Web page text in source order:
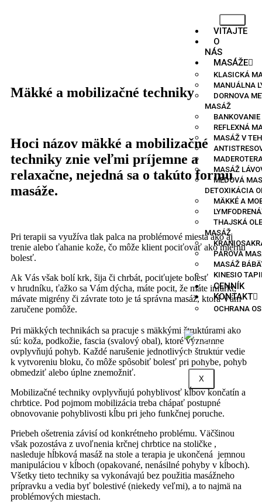
VITAJTE
O
NÁS
MASÁŽE
KLASICKÁ
MANUÁLNA
DORNOVA
MASÁŽ
REFLEXNÁ
MASÁŽ V
MASÁŽ
MEDOVÁ
DETOXIKÁCIA
MÄKKÉ A
THAJSKÁ
MASÁŽ
PÁROVÁ
MASÁŽ
KINESIO
CENNÍK
KONTAKT
OCHRANA
X
Mäkké a mobilizačné techniky
Hoci názov mäkké a mobilizačné
techniky znie veľmi príjemne a
relaxačne, nejedná sa o takúto formu
masáže.
Pri terapii sa využíva tlak palca na problémové miesta ako aj
trenie alebo ťahanie kože, čo môže klient pociťovať ako miernu
bolesť.
Ak Vás však bolí krk, šija či chrbát, pociťujete bolesť
v hrudníku, ťažko sa Vám dýcha, máte pocit, že máte infarkt,
mávate migrény či závrate toto je tá správna masáž, ktorá Vám
zaručene pomôže.
Pri mäkkých technikách sa pracuje s mäkkými štruktúrami ako
sú: koža, podkožie, fascia (svalový obal), ktoré významne
ovplyvňujú pohyb. Každé narušenie jednotlivých štruktúr vedie
k vytvoreniu bloku, čo môže spôsobiť bolesť pri pohybe, pohyb
obmedziť alebo úplne znemožniť.
Mobilizačné techniky ovplyvňujú pohyblivosť kĺbov končatín a
chrbtice. Pod pojmom mobilizácia treba chápať postupné
obnovovanie pohyblivosti kĺbu pri jeho funkčnej poruche.
Priebeh ošetrenia závisí od konkrétneho problému. Väčšinou
však pozostáva z uvoľnenia krčnej chrbtice na stoličke ,
nasleduje hĺbková masáž na stole a terapia je ukončená jemnou
manipuláciou v kĺboch (opakované, nenásilné pohyby v kĺboch).
Všetky tieto techniky sa vykonávajú bez použitia masážneho
prípravku a vedia byť bolestivé (niekedy veľmi), a to najmä na
problémových miestach.